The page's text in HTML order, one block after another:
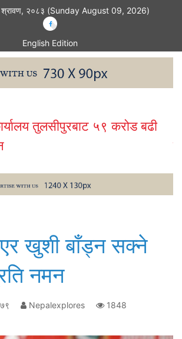
श्रावण, २०८३ (Sunday August 09, 2026)
English Edition
तुलसीपुरबाट ५९ करोड बढी
खुशी बाँड्न सक्ने
नमन
Nepalexplores 1848